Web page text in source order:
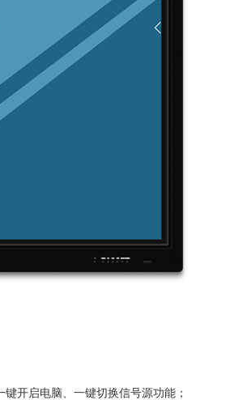
开启电脑、一键切换信号源功能；